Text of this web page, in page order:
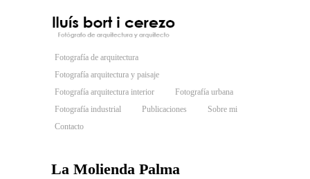
Fotografía de arquitectura
Fotografía arquitectura y paisaje
Fotografía arquitectura interior
Fotografía urbana
Fotografía industrial
Publicaciones
Sobre mi
Contacto
La Molienda Palma